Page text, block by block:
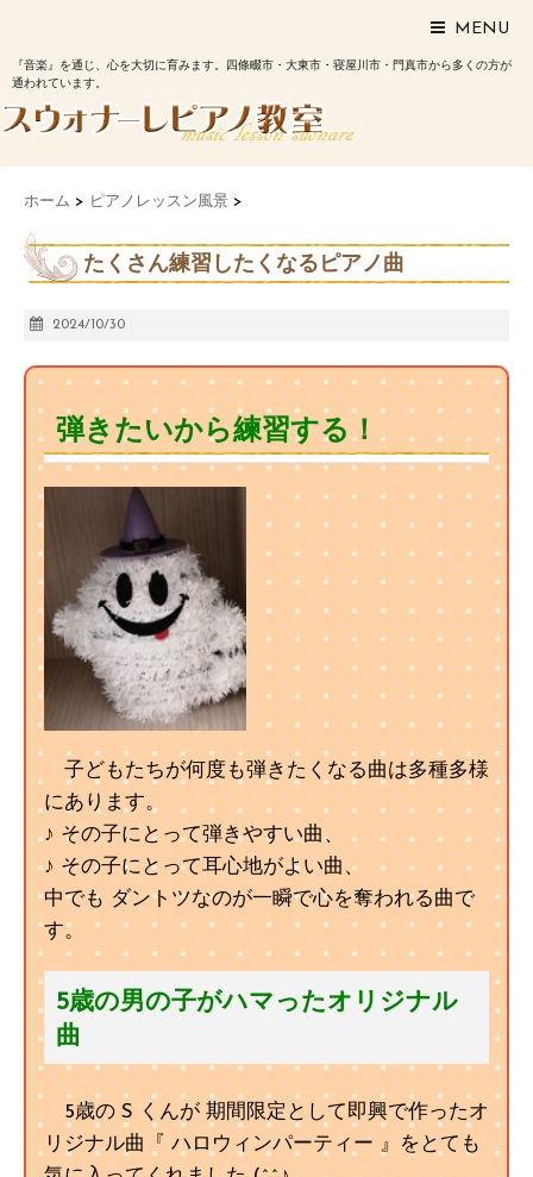
MENU
『音楽』を通じ、心を大切に育みます。四條畷市・大東市・寝屋川市・門真市から多くの方が
通われています。
ホーム > ピアノレッスン風景 >
たくさん練習したくなるピアノ曲
2024/10/30
弾きたいから練習する！
子どもたちが何度も弾きたくなる曲は多種多様
にあります。
♪ その子にとって弾きやすい曲、
♪ その子にとって耳心地がよい曲、
中でも ダントツなのが一瞬で心を奪われる曲で
す。
5歳の男の子がハマったオリジナル
曲
5歳の S くんが 期間限定として即興で作ったオ
リジナル曲『 ハロウィンパーティー 』をとても